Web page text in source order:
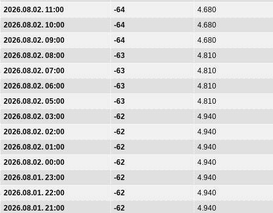
2026.08.02. 11:00
-64
4.680
2026.08.02. 10:00
-64
4.680
2026.08.02. 09:00
-64
4.680
2026.08.02. 08:00
-63
4.810
2026.08.02. 07:00
-63
4.810
2026.08.02. 06:00
-63
4.810
2026.08.02. 05:00
-63
4.810
2026.08.02. 03:00
-62
4.940
2026.08.02. 02:00
-62
4.940
2026.08.02. 01:00
-62
4.940
2026.08.02. 00:00
-62
4.940
2026.08.01. 23:00
-62
4.940
2026.08.01. 22:00
-62
4.940
2026.08.01. 21:00
-62
4.940